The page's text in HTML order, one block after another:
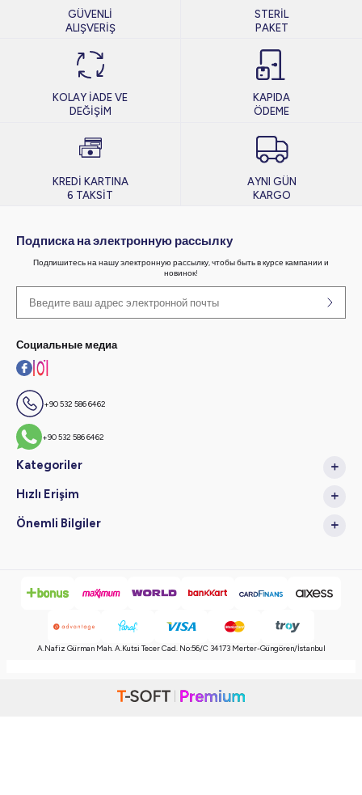
GÜVENLİ
ALIŞVERİŞ
STERİL
PAKET
KOLAY İADE VE
DEĞİŞİM
KAPIDA
ÖDEME
KREDİ KARTINA
6 TAKSİT
AYNI GÜN
KARGO
Подписка на электронную рассылку
Подпишитесь на нашу электронную рассылку, чтобы быть в курсе кампании и
новинок!
Социальные медиа
+90 532 586 6462
+90 532 586 6462
Kategoriler
Hızlı Erişim
Önemli Bilgiler
A.Nafiz Gürman Mah. A.Kutsi Tecer Cad. No:56/C 34173 Merter-Güngören/İstanbul